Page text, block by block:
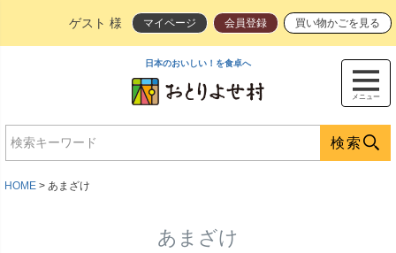
ゲスト 様 マイページ 会員登録 買い物かごを見る
メニュー
日本のおいしい！を食卓へ
検索
HOME あまざけ
あまざけ